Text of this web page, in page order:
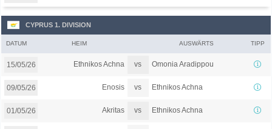
CYPRUS 1. DIVISION
DATUM HEIM AUSWÄRTS TIPP
15/05/26 Ethnikos Achna vs Omonia Aradippou
09/05/26 Enosis vs Ethnikos Achna
01/05/26 Akritas vs Ethnikos Achna